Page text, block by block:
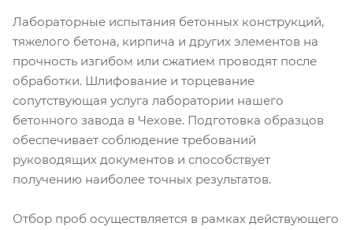
Лабораторные испытания бетонных конструкций,
тяжелого бетона, кирпича и других элементов на
прочность изгибом или сжатием проводят после
обработки. Шлифование и торцевание
сопутствующая услуга лаборатории нашего
бетонного завода в Чехове. Подготовка образцов
обеспечивает соблюдение требований
руководящих документов и способствует
получению наиболее точных результатов.
Отбор проб осуществляется в рамках действующего